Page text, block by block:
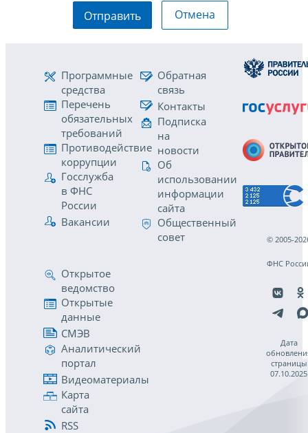
Отправить Отмена
Программные
средства
Перечень
обязательных
требований
Противодействие
коррупции
Госслужба
в ФНС
России
Вакансии
Обратная
связь
Контакты
Подписка
на
новости
Об
использовании
информации
сайта
Общественный
совет
Открытое
ведомство
Открытые
данные
СМЭВ
Аналитический
портал
Видеоматериалы
Карта
сайта
RSS
© 2005-
ФНС
Дата
страницы
07.10.2025